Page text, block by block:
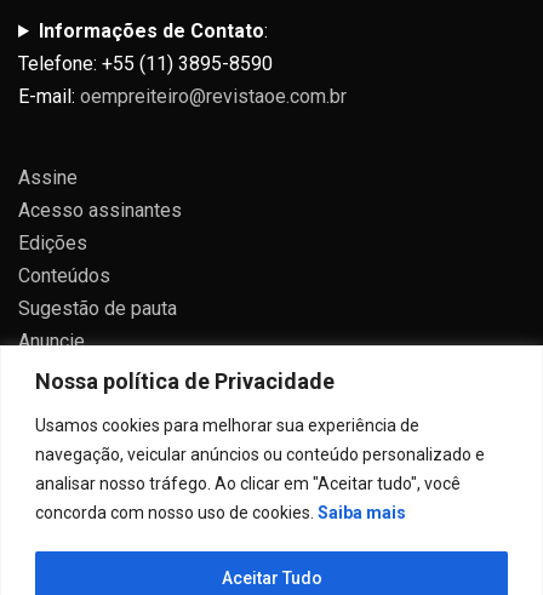
Nossa política de Privacidade
Usamos cookies para melhorar sua experiência de
navegação, veicular anúncios ou conteúdo personalizado e
analisar nosso tráfego. Ao clicar em "Aceitar tudo", você
concorda com nosso uso de cookies. Saiba mais
Aceitar Tudo
Informações de Contato:
Telefone: +55 (11) 3895-8590
E-mail: oempreiteiro@revistaoe.com.br
Assine
Acesso assinantes
Edições
Conteúdos
Sugestão de pauta
Anuncie
Contato
Todos direitos reservados 2024.